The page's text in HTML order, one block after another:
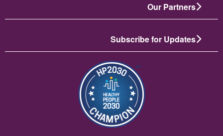
Our Partners
Subscribe for Updates
תמונה